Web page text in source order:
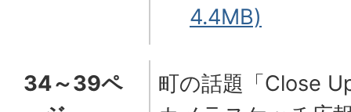
4.4MB)
34～39ペ
町の話題「 Close